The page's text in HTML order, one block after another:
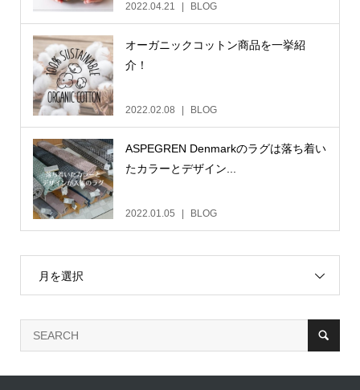
2022.04.21 BLOG
オーガニックコットン商品を一挙紹
介！
2022.02.08 BLOG
ASPEGREN Denmarkのラグは落ち着い
たカラーとデザイン...
2022.01.05 BLOG
月を選択